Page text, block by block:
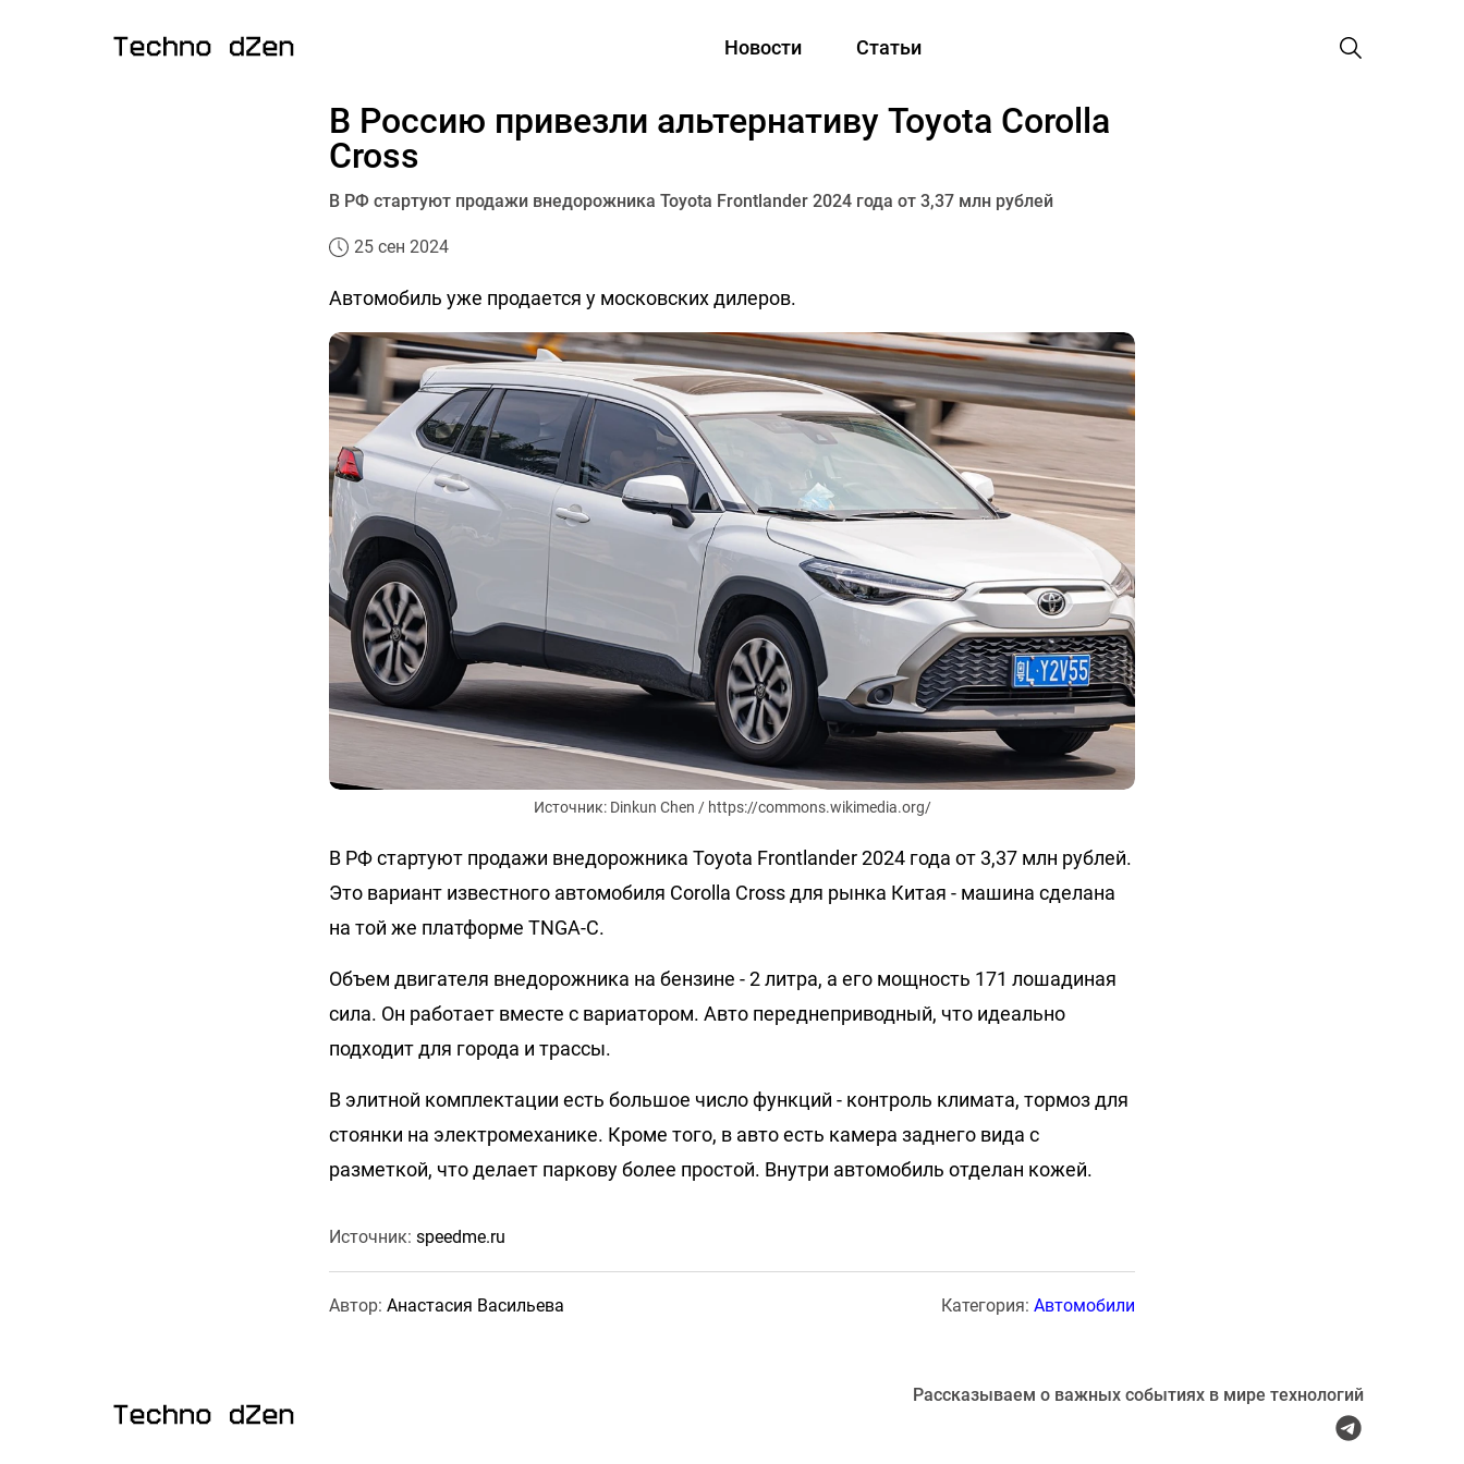
Новости Статьи
В Россию привезли альтернативу Toyota Corolla
Cross
В РФ стартуют продажи внедорожника Toyota Frontlander 2024 года от 3,37 млн рублей
25 сен 2024
Автомобиль уже продается у московских дилеров.
Источник: Dinkun Chen / https://commons.wikimedia.org/
В РФ стартуют продажи внедорожника Toyota Frontlander 2024 года от 3,37 млн рублей.
Это вариант известного автомобиля Corolla Cross для рынка Китая - машина сделана
на той же платформе TNGA-C.
Объем двигателя внедорожника на бензине - 2 литра, а его мощность 171 лошадиная
сила. Он работает вместе с вариатором. Авто переднеприводный, что идеально
подходит для города и трассы.
В элитной комплектации есть большое число функций - контроль климата, тормоз для
стоянки на электромеханике. Кроме того, в авто есть камера заднего вида с
разметкой, что делает паркову более простой. Внутри автомобиль отделан кожей.
Источник: speedme.ru
Автор: Анастасия Васильева Категория: Автомобили
Рассказываем о важных событиях в мире технологий